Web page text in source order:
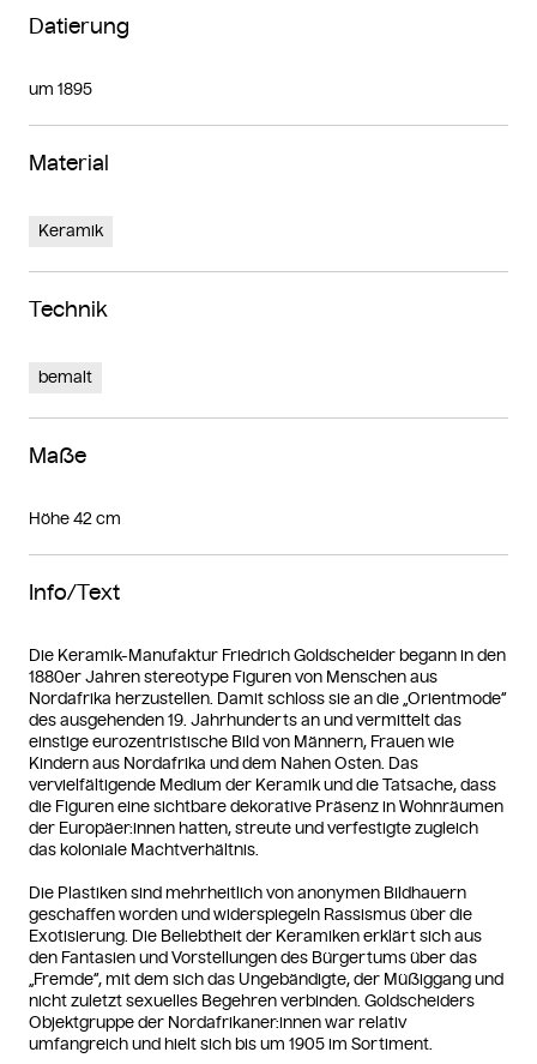
Datierung
um 1895
Material
Keramik
Technik
bemalt
Maße
Höhe 42 cm
Info/Text
Die Keramik-Manufaktur Friedrich Goldscheider begann in den
1880er Jahren stereotype Figuren von Menschen aus
Nordafrika herzustellen. Damit schloss sie an die „Orientmode“
des ausgehenden 19. Jahrhunderts an und vermittelt das
einstige eurozentristische Bild von Männern, Frauen wie
Kindern aus Nordafrika und dem Nahen Osten. Das
vervielfältigende Medium der Keramik und die Tatsache, dass
die Figuren eine sichtbare dekorative Präsenz in Wohnräumen
der Europäer:innen hatten, streute und verfestigte zugleich
das koloniale Machtverhältnis.
Die Plastiken sind mehrheitlich von anonymen Bildhauern
geschaffen worden und widerspiegeln Rassismus über die
Exotisierung. Die Beliebtheit der Keramiken erklärt sich aus
den Fantasien und Vorstellungen des Bürgertums über das
„Fremde“, mit dem sich das Ungebändigte, der Müßiggang und
nicht zuletzt sexuelles Begehren verbinden. Goldscheiders
Objektgruppe der Nordafrikaner:innen war relativ
umfangreich und hielt sich bis um 1905 im Sortiment.